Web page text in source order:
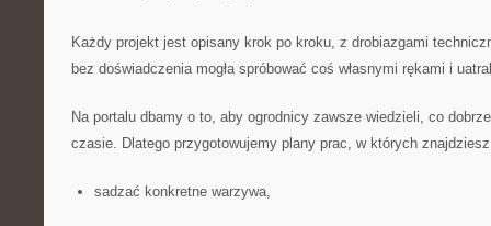
Każdy projekt jest opisany krok po kroku, z drobiazgami
bez doświadczenia mogła spróbować coś własnymi rękami i
Na portalu dbamy o to, aby ogrodnicy zawsze wiedzieli, co
czasie. Dlatego przygotowujemy plany prac, w których
sadzać konkretne warzywa,